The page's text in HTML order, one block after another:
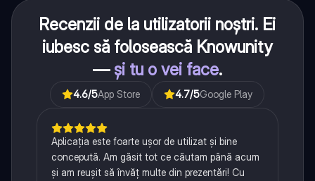
Recenzii de la utilizatorii noștri. Ei
iubesc să folosească Knowunity
— și tu o vei face.
4.6/5App Store 4.7/5Google Play
Aplicația este foarte ușor de utilizat și bine
concepută. Am găsit tot ce căutam până acum
și am reușit să învăț multe din prezentări! Cu